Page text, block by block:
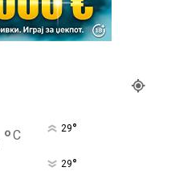
°C 29°
29°